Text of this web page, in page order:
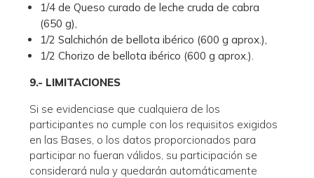
1/4 de Queso curado de leche cruda de cabra
(650 g),
1/2 Salchichón de bellota ibérico (600 g aprox.),
1/2 Chorizo de bellota ibérico (600 g aprox.).
9.- LIMITACIONES
Si se evidenciase que cualquiera de los
participantes no cumple con los requisitos exigidos
en las Bases, o los datos proporcionados para
participar no fueran válidos, su participación se
considerará nula y quedarán automáticamente